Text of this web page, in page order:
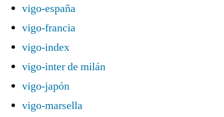
vigo-españa
vigo-francia
vigo-index
vigo-inter de milán
vigo-japón
vigo-marsella